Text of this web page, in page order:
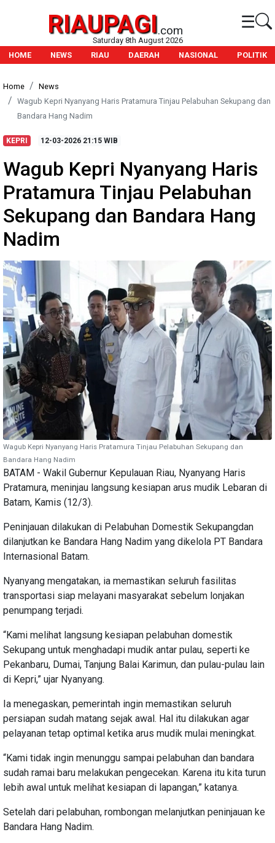
RIAUPAGI.com ☰
Saturday 8th August 2026
HOME
NEWS RIAU DAERAH NASIONAL POLITIK
Home
News
Wagub Kepri Nyanyang Haris Pratamura Tinjau Pelabuhan Sekupang dan
Bandara Hang Nadim
KEPRI 12-03-2026 21:15 WIB
Wagub Kepri Nyanyang Haris
Pratamura Tinjau Pelabuhan
Sekupang dan Bandara Hang
Nadim
Wagub Kepri Nyanyang Haris Pratamura Tinjau Pelabuhan Sekupang dan
Bandara Hang Nadim
BATAM - Wakil Gubernur Kepulauan Riau, Nyanyang Haris
Pratamura, meninjau langsung kesiapan arus mudik Lebaran di
Batam, Kamis (12/3).
Peninjauan dilakukan di Pelabuhan Domestik Sekupangdan
dilanjutkan ke Bandara Hang Nadim yang dikelola PT Bandara
Internasional Batam.
Nyanyang mengatakan, ia memastikan seluruh fasilitas
transportasi siap melayani masyarakat sebelum lonjakan
penumpang terjadi.
“Kami melihat langsung kesiapan pelabuhan domestik
Sekupang untuk menghadapi mudik antar pulau, seperti ke
Pekanbaru, Dumai, Tanjung Balai Karimun, dan pulau-pulau lain
di Kepri,” ujar Nyanyang.
Ia menegaskan, pemerintah ingin memastikan seluruh
persiapan sudah matang sejak awal. Hal itu dilakukan agar
pelayanan tetap optimal ketika arus mudik mulai meningkat.
“Kami tidak ingin menunggu sampai pelabuhan dan bandara
sudah ramai baru melakukan pengecekan. Karena itu kita turun
lebih awal untuk melihat kesiapan di lapangan,” katanya.
Setelah dari pelabuhan, rombongan melanjutkan peninjauan ke
Bandara Hang Nadim.